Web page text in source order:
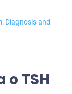
Diagnosis and
TSH